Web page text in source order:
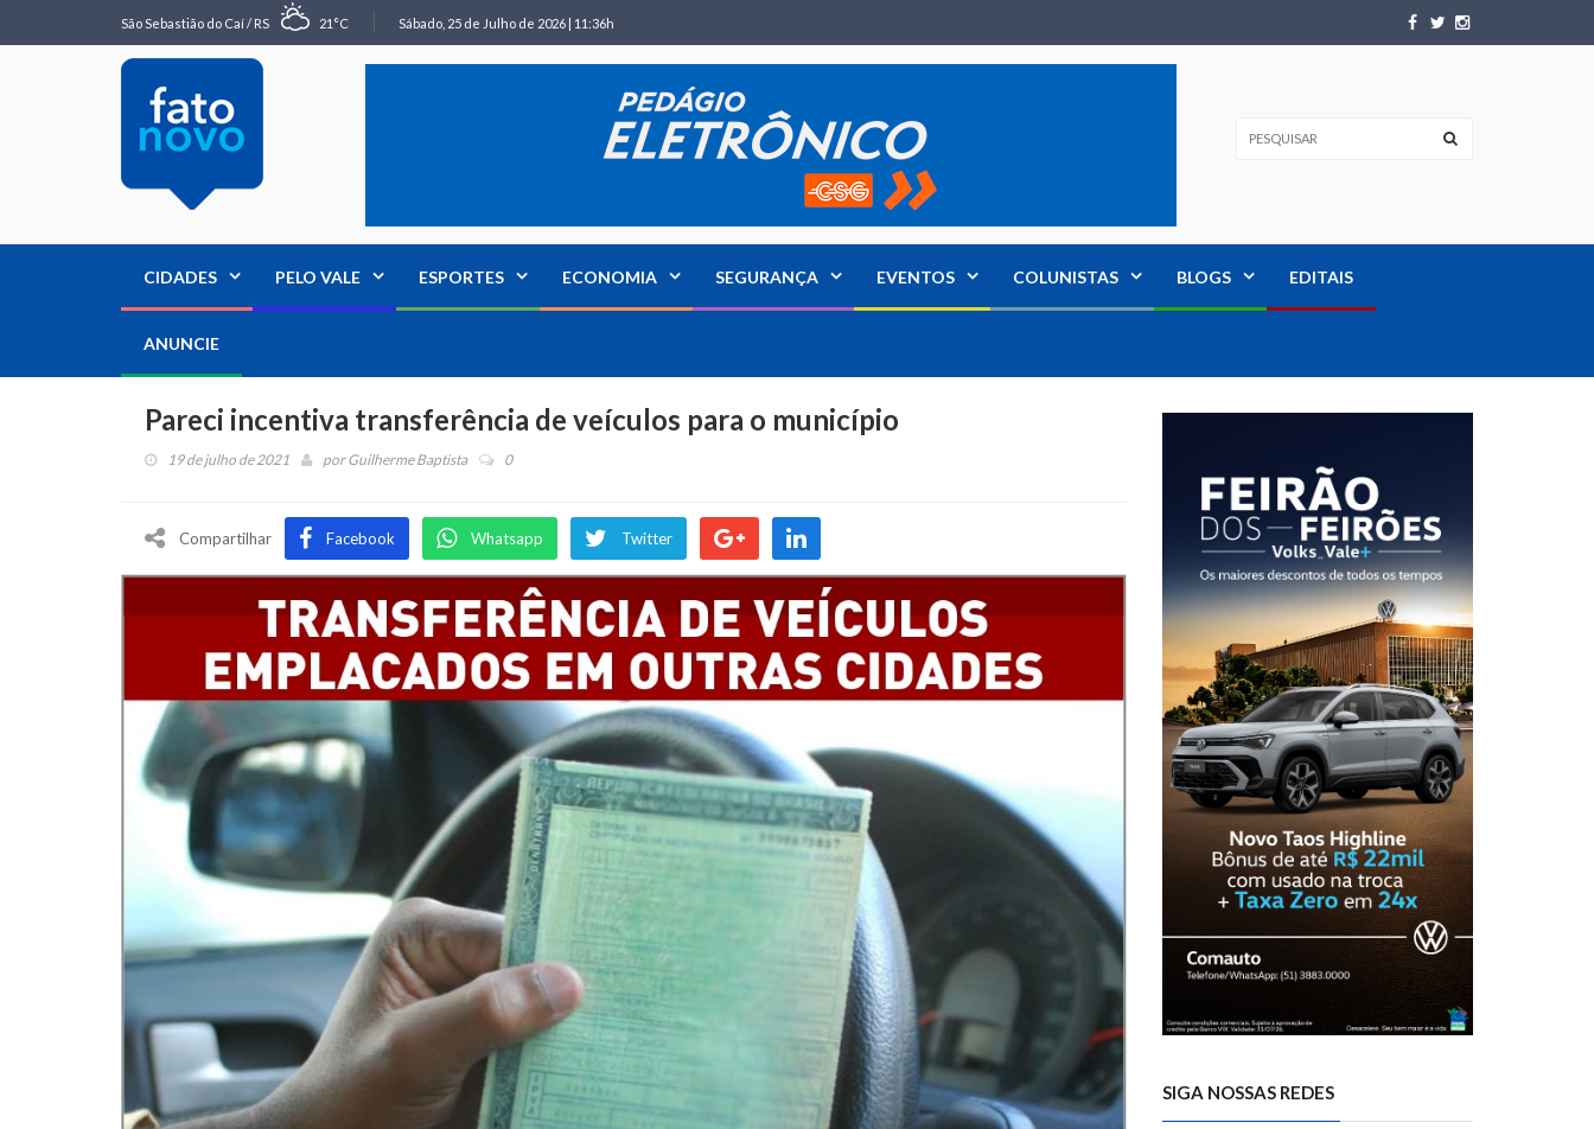
São Sebastião do Caí / RS 21°C Sábado, 25 de Julho de 2026 | 11:36h
CIDADES PELO VALE ESPORTES ECONOMIA SEGURANÇA EVENTOS COLUNISTAS BLOGS EDITAIS
ANUNCIE
Pareci incentiva transferência de veículos para o município
19 de julho de 2021 porGuilherme Baptista 0
Compartilhar Facebook Whatsapp Twitter
SIGA NOSSAS REDES